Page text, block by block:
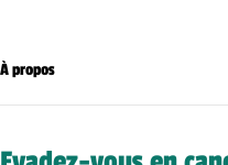
À propos